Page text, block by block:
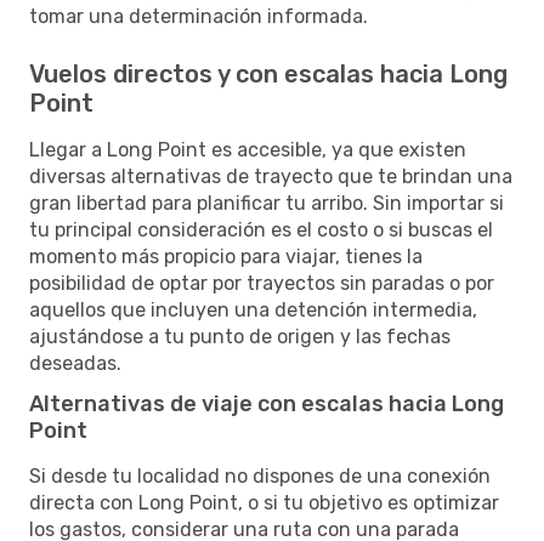
tomar una determinación informada.
Vuelos directos y con escalas hacia Long
Point
Llegar a Long Point es accesible, ya que existen
diversas alternativas de trayecto que te brindan una
gran libertad para planificar tu arribo. Sin importar si
tu principal consideración es el costo o si buscas el
momento más propicio para viajar, tienes la
posibilidad de optar por trayectos sin paradas o por
aquellos que incluyen una detención intermedia,
ajustándose a tu punto de origen y las fechas
deseadas.
Alternativas de viaje con escalas hacia Long
Point
Si desde tu localidad no dispones de una conexión
directa con Long Point, o si tu objetivo es optimizar
los gastos, considerar una ruta con una parada